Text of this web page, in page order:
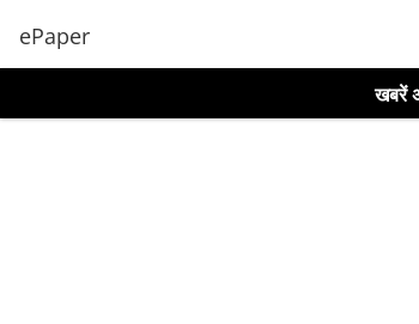
ePaper
खबरें